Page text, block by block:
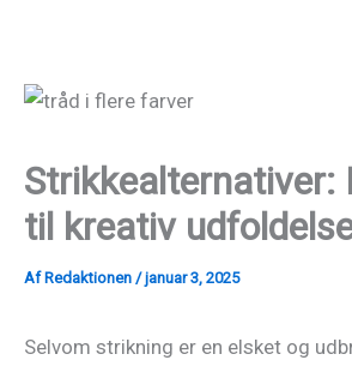
indholdet
Strikkealternativer:
til kreativ
AfRedaktionen /januar 3, 2025
Selvom strikning er en elsket og